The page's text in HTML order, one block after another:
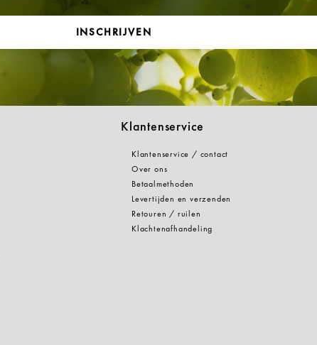
INSCHRIJVEN
Klantenservice
Klantenservice / contact
Over ons
Betaalmethoden
Levertijden en verzenden
Retouren / ruilen
Klachtenafhandeling